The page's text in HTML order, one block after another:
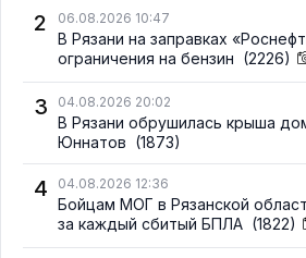
2 06.08.2026 10:47
В Рязани на заправках
ограничения на бензин (2226)
3 04.08.2026 20:02
В Рязани обрушилась крыша
Юннатов (1873)
4 04.08.2026 12:36
Бойцам МОГ в Рязанской
за каждый сбитый БПЛА (1822)